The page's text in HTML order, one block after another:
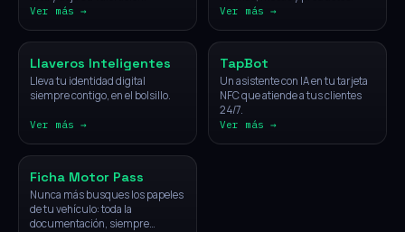
Ver más → Ver más →
NFC
Llaveros Inteligentes
Lleva tu identidad digital
siempre contigo, en el bolsillo.
Ver más →
IA
TapBot
Un asistente con IA en tu tarjeta
NFC que atiende a tus clientes
24/7.
Ver más →
Vehículos
Ficha Motor Pass
Nunca más busques los papeles
de tu vehículo: toda la
documentación, siempre